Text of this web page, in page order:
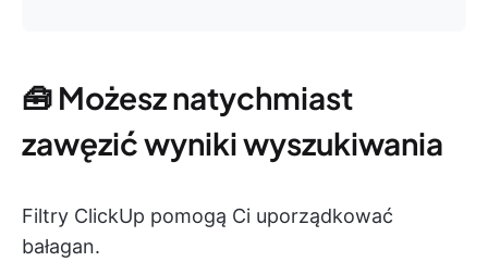
🧰 Możesz natychmiast
zawęzić wyniki wyszukiwania
Filtry ClickUp pomogą Ci uporządkować
bałagan.